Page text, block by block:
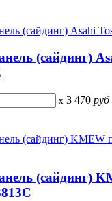
(сайдинг)
x 3 470 руб
(сайдинг)